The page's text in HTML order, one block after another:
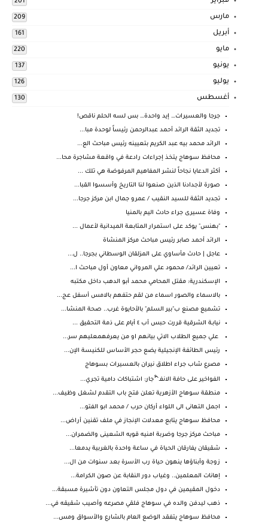
مارس 209
أبريل 161
مايو 220
يونيو 137
يوليو 126
أغسطس 130
جرجا والعسيرات… إيد واحدة… بس لسه الحلم ناقص!
تجديد الثقة الرائد أحمد عبدالرحمن رئيساً لوحدة مبا...
الرائد محمد بيه عبد الكريم بتعيينه رئيس مباحث الع...
محافظ سوهاج يتخذ إجراءات رادعة في واقعة مشاجرة محا...
أكثر الدعايا نجاحاً لنشر المفاهيم المرفوضة هي تلك ...
صورة لأجدادنا الذين صنعوا لنا التاريخ وأسسوا القبا...
تجديد الثقة للسيد النقيب / عمرو جمال ابن مركز جرجا...
وفاة عسيرى جراء حادث اليم بالمنيا
"بهنس" يوكد على استمرار المتابعة الميدانية لأعمال ...
الرائد أحمد صابر رئيس مباحث مركز المنشاة
عاجل | حادث مأساوي على المزلقان الوسطاني بجرجا.. ل...
تعيين الرائد/ محمود علي المرواني معاون أول مباحث ا...
الإسكندرية: مقتل المحامي محمد أبو الدهب داخل مكتبه
بالاسماء والصور اسماء من لقم حتفهم بالامس أسفل عج...
تشميع مصنع ب"بير السلم" بالأحايوة غرب.. صحة المنشا...
نيابـة الشرقية قررت حبس أب ٤ أيام على ذمة التحقيق ...
علي جميع الطلاب الاتي بيانهم او من يعرفهمعليهم سر...
رئيس الطائفة الإنجيلية يضع حجر الأساس للكنيسة الإن...
مصرع شاب جراء اطلاق نيران بالعسيرات بسوهاج
الفواخير على حافة الانفـ^ْجار: اشتباكات دامية تجري...
منطقة سوهاج الأزهرية تعلن فتح باب التقدم لشغل وظيف...
اجمل التهانى الى اللواء أركان حرب / محمد ابو الفتو...
محافظ سوهاج يتابع معدلات الإنجاز في ملف تقنين أراض...
مباحث مركز جرجا وضربة امنيه قويه الشعينى والضمران...
شقيقان يفارقان الحياة في ساعة واحدة بالغربية يدمعا...
زوجة وأبناؤها ينهون حياة رب الأسرة بعد سنوات من ال...
إهانات المعلمين.. وغياب دور النقابة عن صون الكرامة...
دخول المقيمين في دول مجلس التعاون دون تأشيرة مسبقة...
ذهب ليدفن والده في سوهاج فلقي مصرعه وأصيب شقيقه في...
محافظ سوهاج يتفقد الوضع العام بالشارع والأسواق ومس...